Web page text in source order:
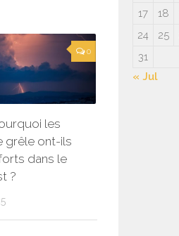
0
les
grêle ont-ils
dans le
?
17
18
24
25
31
« Jul